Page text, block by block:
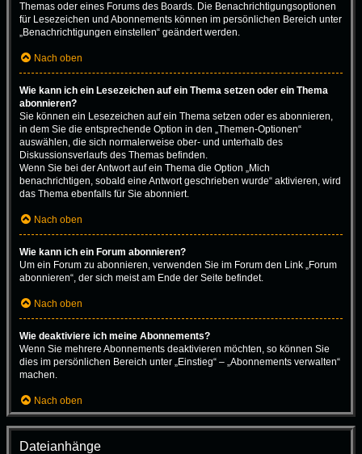
Themas oder eines Forums des Boards. Die Benachrichtigungsoptionen
für Lesezeichen und Abonnements können im persönlichen Bereich unter
„Benachrichtigungen einstellen“ geändert werden.
Nach oben
Wie kann ich ein Lesezeichen auf ein Thema setzen oder ein Thema
abonnieren?
Sie können ein Lesezeichen auf ein Thema setzen oder es abonnieren,
in dem Sie die entsprechende Option in den „Themen-Optionen“
auswählen, die sich normalerweise ober- und unterhalb des
Diskussionsverlaufs des Themas befinden.
Wenn Sie bei der Antwort auf ein Thema die Option „Mich
benachrichtigen, sobald eine Antwort geschrieben wurde“ aktivieren, wird
das Thema ebenfalls für Sie abonniert.
Nach oben
Wie kann ich ein Forum abonnieren?
Um ein Forum zu abonnieren, verwenden Sie im Forum den Link „Forum
abonnieren“, der sich meist am Ende der Seite befindet.
Nach oben
Wie deaktiviere ich meine Abonnements?
Wenn Sie mehrere Abonnements deaktivieren möchten, so können Sie
dies im persönlichen Bereich unter „Einstieg“ – „Abonnements verwalten“
machen.
Nach oben
Dateianhänge